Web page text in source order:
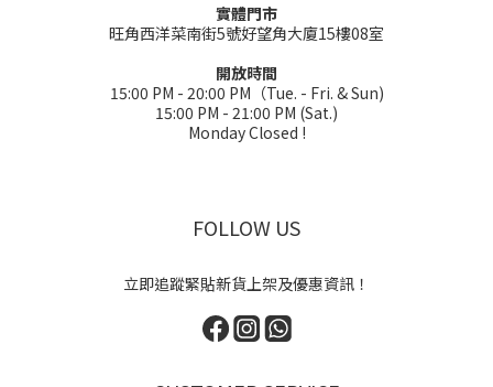
實體門市
旺角西洋菜南街5號好望角大廈15樓08室
開放時間
15:00 PM - 20:00 PM（Tue. - Fri. & Sun)
15:00 PM - 21:00 PM (Sat.)
Monday Closed !
FOLLOW US
立即追蹤緊貼新貨上架及優惠資訊！